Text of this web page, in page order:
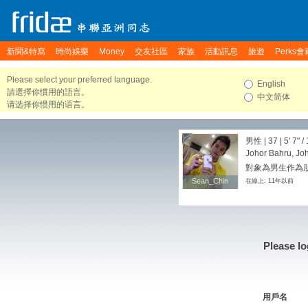
新聞&特寫 時尚娛樂 Money 交友社區 家族 活動訊息 旅遊 Perks會
Please select your preferred language.
請選擇你慣用的語言。
请选择你惯用的语言。
English
中文简体
Sean_Chin
Sean_Chin
男性 | 37 | 5' 7" /
Johor Bahru,
對象為男生作為
在線上: 11年以前
Please
用戶名